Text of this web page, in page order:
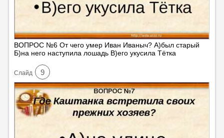
ВОПРОС №6 От чего умер Иван Иваныч? А)был старый
Б)на него наступила лошадь В)его укусила Тётка
Cлайд 9